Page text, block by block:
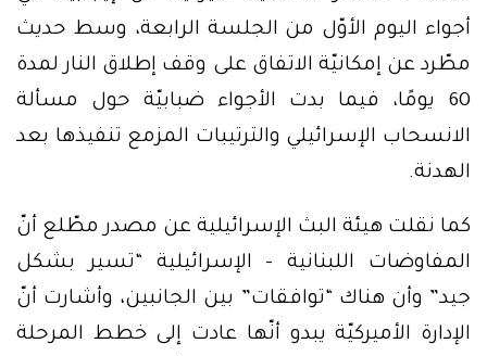
أجواء اليوم الأوّل من الجلسة الرابعة، وسط حديث
مطّرد عن إمكانيّة الاتفاق على وقف إطلاق النار لمدة
60 يومًا، فيما بدت الأجواء ضبابيّة حول مسألة
الانسحاب الإسرائيلي والترتيبات المزمع تنفيذها بعد
الهدنة.
كما نقلت هيئة البث الإسرائيلية عن مصدر مطّلع أنّ
المفاوضات اللبنانية – الإسرائيلية “تسير بشكل
جيد” وأن هناك “توافقات” بين الجانبين، وأشارت أنّ
الإدارة الأميركيّة يبدو أنّها عادت إلى خطط المرحلة